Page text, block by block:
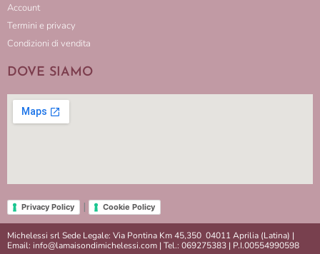
Account
Termini e privacy
Condizioni di vendita
DOVE SIAMO
Privacy Policy | Cookie Policy
Michelessi srl Sede Legale: Via Pontina Km 45,350 04011 Aprilia (Latina) |
Email: info@lamaisondimichelessi.com | Tel.: 069275383 | P.I.00554990598